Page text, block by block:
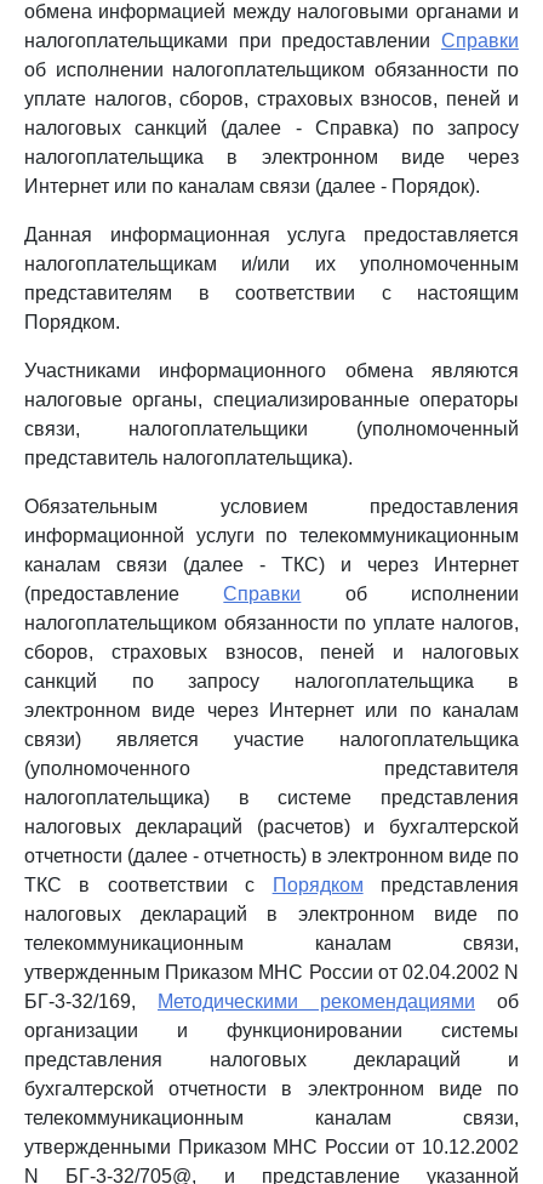
обмена информацией между налоговыми органами и
налогоплательщиками при предоставлении Справки
об исполнении налогоплательщиком обязанности по
уплате налогов, сборов, страховых взносов, пеней и
налоговых санкций (далее - Справка) по запросу
налогоплательщика в электронном виде через
Интернет или по каналам связи (далее - Порядок).
Данная информационная услуга предоставляется
налогоплательщикам и/или их уполномоченным
представителям в соответствии с настоящим
Порядком.
Участниками информационного обмена являются
налоговые органы, специализированные операторы
связи, налогоплательщики (уполномоченный
представитель налогоплательщика).
Обязательным условием предоставления
информационной услуги по телекоммуникационным
каналам связи (далее - ТКС) и через Интернет
(предоставлениеСправки об исполнении
налогоплательщиком обязанности по уплате налогов,
сборов, страховых взносов, пеней и налоговых
санкций по запросу налогоплательщика в
электронном виде через Интернет или по каналам
связи) является участие налогоплательщика
(уполномоченного представителя
налогоплательщика) в системе представления
налоговых деклараций (расчетов) и бухгалтерской
отчетности (далее - отчетность) в электронном виде по
ТКС в соответствии с
Порядком представления
налоговых деклараций в электронном виде по
телекоммуникационным каналам связи,
утвержденным Приказом МНС России от 02.04.2002 N
БГ-3-32/169,
Методическими рекомендациями об
организации и функционировании системы
представления налоговых деклараций и
бухгалтерской отчетности в электронном виде по
телекоммуникационным каналам связи,
утвержденными Приказом МНС России от 10.12.2002
N БГ-3-32/705@, и представление указанной